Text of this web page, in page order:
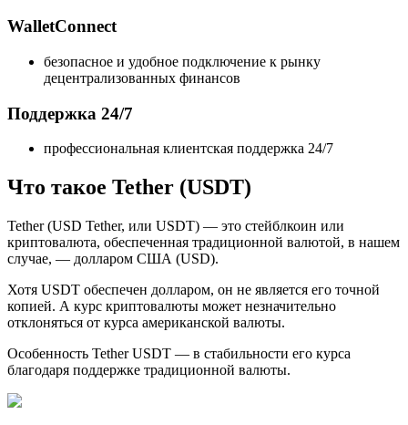
WalletConnect
безопасное и удобное подключение к рынку
децентрализованных финансов
Поддержка 24/7
профессиональная клиентская поддержка 24/7
Что такое Tether (USDT)
Tether (USD Tether, или USDT) — это стейблкоин или
криптовалюта, обеспеченная традиционной валютой, в нашем
случае, — долларом США (USD).
Хотя USDT обеспечен долларом, он не является его точной
копией. А курс криптовалюты может незначительно
отклоняться от курса американской валюты.
Особенность Tether USDT — в стабильности его курса
благодаря поддержке традиционной валюты.